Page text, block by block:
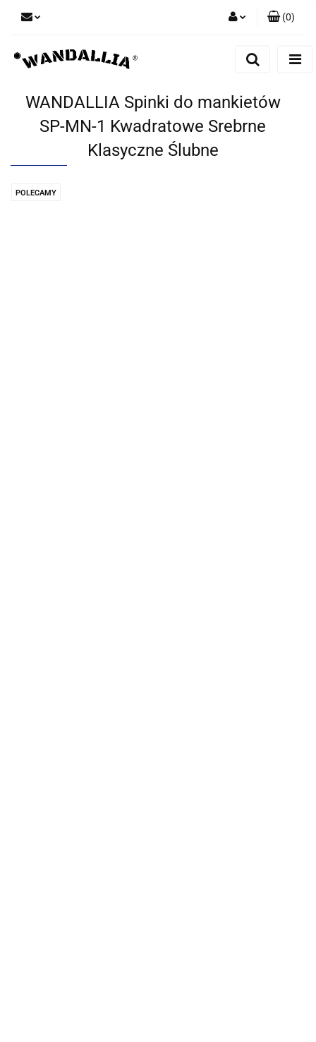
Dodaj zgłoszenie
(0)
WANDALLIA Spinki do mankietów
SP-MN-1 Kwadratowe Srebrne
Klasyczne Ślubne
POLECAMY